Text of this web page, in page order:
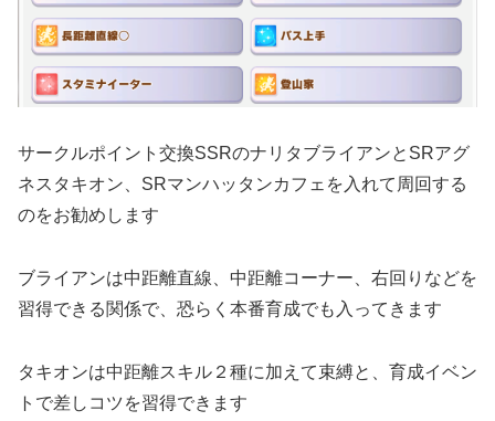
サークルポイント交換SSRのナリタブライアンとSRアグ
ネスタキオン、SRマンハッタンカフェを入れて周回する
のをお勧めします
ブライアンは中距離直線、中距離コーナー、右回りなどを
習得できる関係で、恐らく本番育成でも入ってきます
タキオンは中距離スキル２種に加えて束縛と、育成イベン
トで差しコツを習得できます